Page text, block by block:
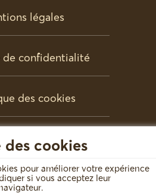
des cookies
pour améliorer votre expérience
si vous acceptez leur
légales
de confidentialité
des cookies
Partenaires
Contact